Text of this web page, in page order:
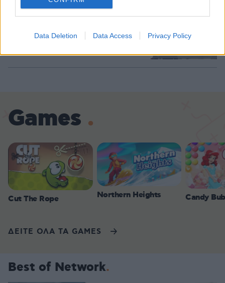
Data Deletion Data Access Privacy Policy
Loaded
προσγειωθεί στο ελικοδρόμιο του
νησιού στις Αλυκές και όχι στο
98
Games
Cut The Rope Northern Heights Candy
ΔΕΙΤΕ ΟΛΑ ΤΑ GAMES
Best of Network